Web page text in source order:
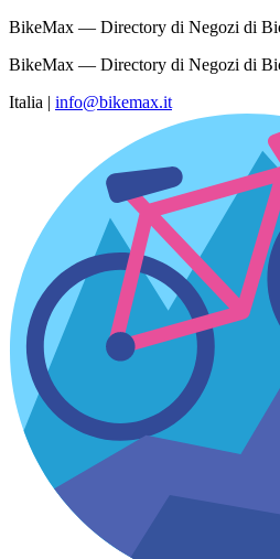
BikeMax — Directory di Negozi di
BikeMax — Directory di Negozi di
Italia | info@bikemax.it